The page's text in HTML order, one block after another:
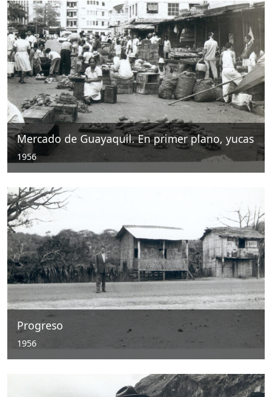
Mercado de Guayaquil. En primer plano, yucas
1956
Progreso
1956